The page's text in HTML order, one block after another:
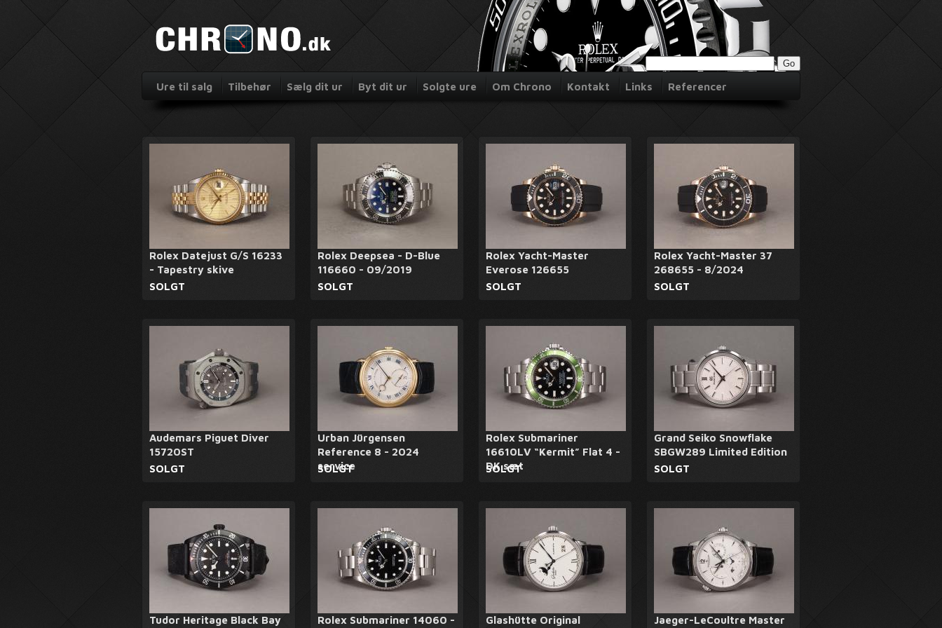
Ure til salg Tilbehør Sælg dit ur Byt dit ur Solgte ure Om Chrono Kontakt Links Referencer
Rolex Datejust G/S 16233
- Tapestry skive
SOLGT
Rolex Deepsea - D-Blue
116660 - 09/2019
SOLGT
Rolex Yacht-Master
Everose 126655
SOLGT
Rolex Yacht-Master 37
268655 - 8/2024
SOLGT
Audemars Piguet Diver
15720ST
SOLGT
Urban Jürgensen
Reference 8 - 2024
service
SOLGT
Rolex Submariner
16610LV “Kermit” Flat 4 -
DK sæt
SOLGT
Grand Seiko Snowflake
SBGW289 Limited Edition
SOLGT
Tudor Heritage Black Bay Rolex Submariner 14060 - Glashütte Original Jaeger-LeCoultre Master